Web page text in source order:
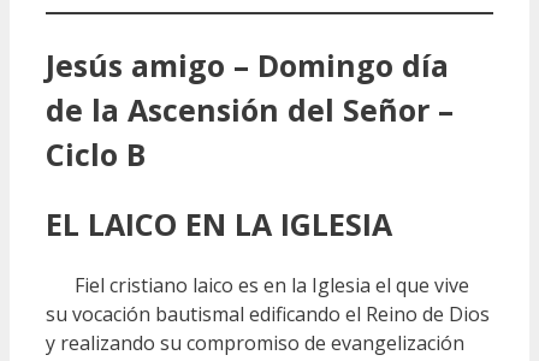
Jesús amigo – Domingo día
de la Ascensión del Señor –
Ciclo B
EL LAICO EN LA IGLESIA
Fiel cristiano laico es en la Iglesia el que vive
su vocación bautismal edificando el Reino de Dios
y realizando su compromiso de evangelización